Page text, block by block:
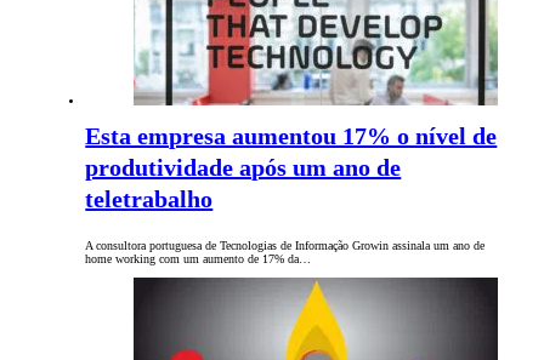
Esta empresa aumentou 17% o nível de
produtividade após um ano de
teletrabalho
A consultora portuguesa de Tecnologias de Informação Growin assinala um ano de
home working com um aumento de 17% da…